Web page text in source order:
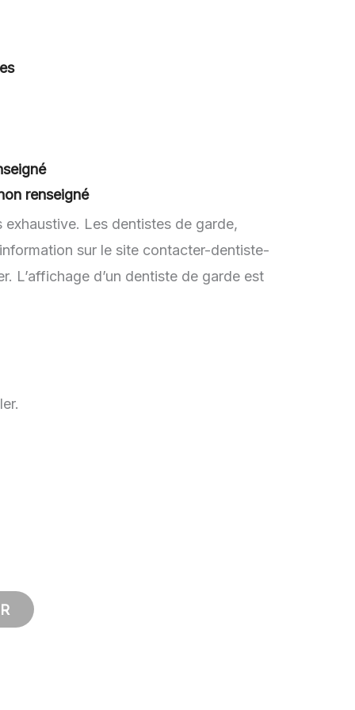
renseigné
Les dentistes de garde,
sur le site contacter-dentiste-
L’affichage d’un dentiste de garde est